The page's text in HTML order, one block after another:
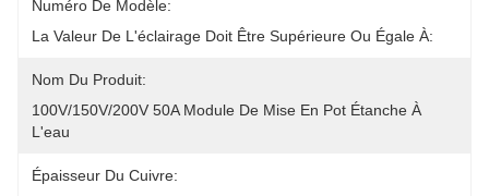
Numéro De Modèle:
La Valeur De L'éclairage Doit Être Supérieure Ou Égale À:
Nom Du Produit:
100V/150V/200V 50A Module De Mise En Pot Étanche À
L'eau
Épaisseur Du Cuivre: